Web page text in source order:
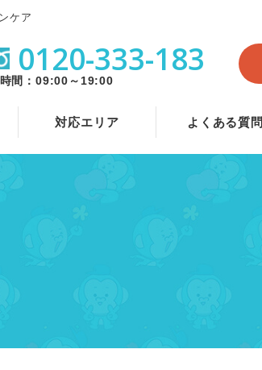
ケア
0120-333-183
間：09:00～19:00
対応エリア よくある質問